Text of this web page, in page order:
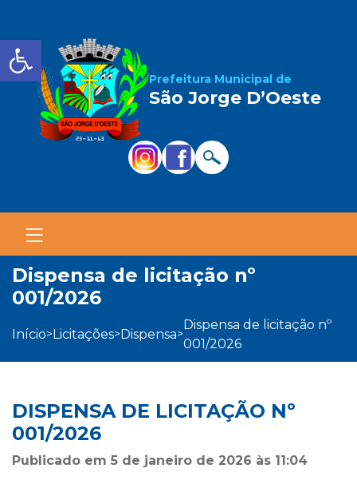
Barra de Ferramentas
Prefeitura Municipal de
São Jorge D’Oeste
dispensa de licitação nº
001/2026
início> licitações> dispensa>
dispensa de licitação nº
001/2026
DISPENSA DE LICITAÇÃO Nº
001/2026
Publicado em 5 de janeiro de 2026 às 11:04